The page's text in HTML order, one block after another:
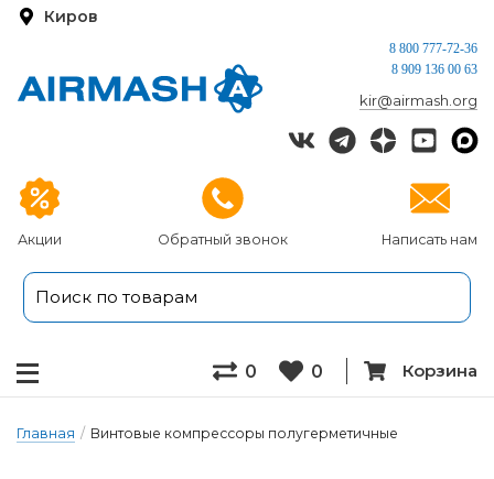
Киров
Акции Обратный звонок Написать нам
8 800 777-72-36
8 909 136 00 63
kir@airmash.org
0 0 Корзина
Главная / Винтовые компрессоры полугерметичные